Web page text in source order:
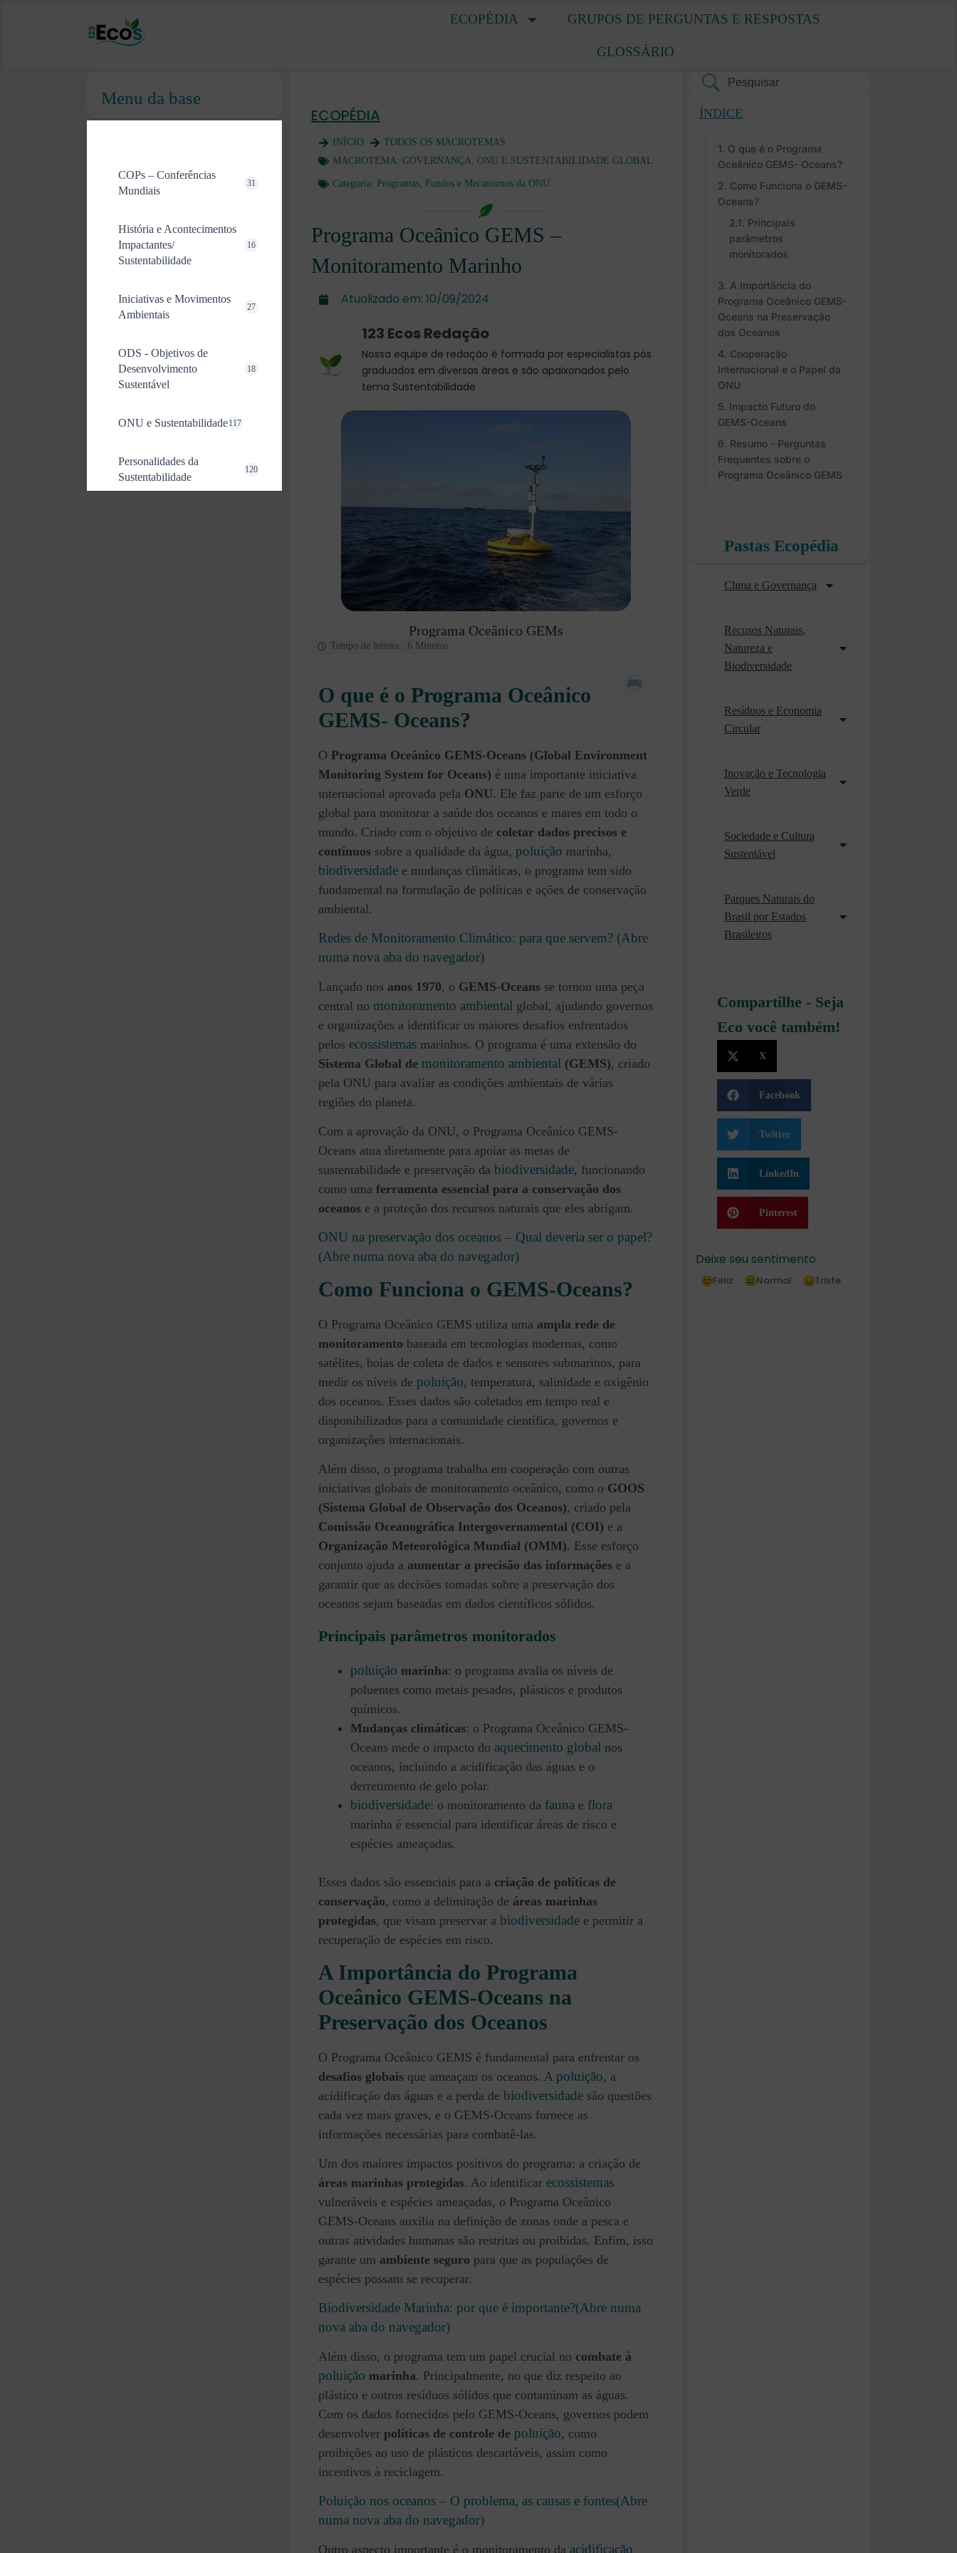
ECOPÉDIA GRUPOS DE PERGUNTAS E RESPOSTAS
GLOSSÁRIO
Menu da base
COPs – Conferências
Mundiais
31
História e Acontecimentos
Impactantes/
Sustentabilidade
16
Iniciativas e Movimentos
Ambientais
27
ODS - Objetivos de
Desenvolvimento
Sustentável
18
ONU e Sustentabilidade117
Personalidades da
Sustentabilidade
120
ECOPÉDIA
INÍCIO
TODOS OS MACROTEMAS
MACROTEMA: GOVERNANÇA, ONU E SUSTENTABILIDADE GLOBAL
Categoria: Programas, Fundos e Mecanismos da ONU
Programa Oceânico GEMS –
Monitoramento Marinho
Atualizado em: 10/09/2024
123 Ecos Redação
Nossa equipe de redação é formada por especialistas pós
graduados em diversas áreas e são apaixonados pelo
tema Sustentabilidade
Programa Oceânico GEMs
Tempo de leitura : 6 Minutos
O que é o Programa Oceânico
GEMS- Oceans?
O Programa Oceânico GEMS-Oceans (Global Environment
Monitoring System for Oceans) é uma importante iniciativa
internacional aprovada pela ONU. Ele faz parte de um esforço
global para monitorar a saúde dos oceanos e mares em todo o
mundo. Criado com o objetivo de coletar dados precisos e
contínuos sobre a qualidade da água, poluição marinha,
biodiversidade e mudanças climáticas, o programa tem sido
fundamental na formulação de políticas e ações de conservação
ambiental.
Redes de Monitoramento Climático: para que servem? (Abre
numa nova aba do navegador)
Lançado nos anos 1970, o GEMS-Oceans se tornou uma peça
central no monitoramento ambiental global, ajudando governos
e organizações a identificar os maiores desafios enfrentados
pelos ecossistemas marinhos. O programa é uma extensão do
Sistema Global de monitoramento ambiental (GEMS), criado
pela ONU para avaliar as condições ambientais de várias
regiões do planeta.
Com a aprovação da ONU, o Programa Oceânico GEMS-
Oceans atua diretamente para apoiar as metas de
sustentabilidade e preservação da biodiversidade, funcionando
como uma ferramenta essencial para a conservação dos
oceanos e a proteção dos recursos naturais que eles abrigam.
ONU na preservação dos oceanos – Qual deveria ser o papel?
(Abre numa nova aba do navegador)
Como Funciona o GEMS-Oceans?
O Programa Oceânico GEMS utiliza uma ampla rede de
monitoramento baseada em tecnologias modernas, como
satélites, boias de coleta de dados e sensores submarinos, para
medir os níveis de poluição, temperatura, salinidade e oxigênio
dos oceanos. Esses dados são coletados em tempo real e
disponibilizados para a comunidade científica, governos e
organizações internacionais.
Além disso, o programa trabalha em cooperação com outras
iniciativas globais de monitoramento oceânico, como o GOOS
(Sistema Global de Observação dos Oceanos), criado pela
Comissão Oceanográfica Intergovernamental (COI) e a
Organização Meteorológica Mundial (OMM). Esse esforço
conjunto ajuda a aumentar a precisão das informações e a
garantir que as decisões tomadas sobre a preservação dos
oceanos sejam baseadas em dados científicos sólidos.
Principais parâmetros monitorados
poluição marinha: o programa avalia os níveis de
poluentes como metais pesados, plásticos e produtos
químicos.
Mudanças climáticas: o Programa Oceânico GEMS-
Oceans mede o impacto do aquecimento global nos
oceanos, incluindo a acidificação das águas e o
derretimento de gelo polar.
biodiversidade: o monitoramento da fauna e flora
marinha é essencial para identificar áreas de risco e
espécies ameaçadas.
Esses dados são essenciais para a criação de políticas de
conservação, como a delimitação de áreas marinhas
protegidas, que visam preservar a biodiversidade e permitir a
recuperação de espécies em risco.
A Importância do Programa
Oceânico GEMS-Oceans na
Preservação dos Oceanos
O Programa Oceânico GEMS é fundamental para enfrentar os
desafios globais que ameaçam os oceanos. A poluição, a
acidificação das águas e a perda de biodiversidade são questões
cada vez mais graves, e o GEMS-Oceans fornece as
informações necessárias para combatê-las.
Um dos maiores impactos positivos do programa: a criação de
áreas marinhas protegidas. Ao identificar ecossistemas
vulneráveis e espécies ameaçadas, o Programa Oceânico
GEMS-Oceans auxilia na definição de zonas onde a pesca e
outras atividades humanas são restritas ou proibidas. Enfim, isso
garante um ambiente seguro para que as populações de
espécies possam se recuperar.
Biodiversidade Marinha: por que é importante?(Abre numa
nova aba do navegador)
Além disso, o programa tem um papel crucial no combate à
poluição marinha. Principalmente, no que diz respeito ao
plástico e outros resíduos sólidos que contaminam as águas.
Com os dados fornecidos pelo GEMS-Oceans, governos podem
desenvolver políticas de controle de poluição, como
proibições ao uso de plásticos descartáveis, assim como
incentivos à reciclagem.
Poluição nos oceanos – O problema, as causas e fontes(Abre
numa nova aba do navegador)
Outro aspecto importante é o monitoramento da acidificação
ÍNDICE
O que é o Programa
Oceânico GEMS- Oceans?
Como Funciona o GEMS-
Oceans?
Principais
parâmetros
monitorados
A Importância do
Programa Oceânico GEMS-
Oceans na Preservação
dos Oceanos
Cooperação
Internacional e o Papel da
ONU
Impacto Futuro do
GEMS-Oceans
Resumo - Perguntas
Frequentes sobre o
Programa Oceânico GEMS
Pastas Ecopédia
Clima e Governança
Recusos Naturais,
Natureza e
Biodiversidade
Resíduos e Economia
Circular
Inovação e Tecnologia
Verde
Sociedade e Cultura
Sustentável
Parques Naturais do
Brasil por Estados
Brasileiros
Compartilhe - Seja
Eco você também!
X
Facebook
Twitter
LinkedIn
Pinterest
Deixe seu sentimento
Feliz Normal Triste